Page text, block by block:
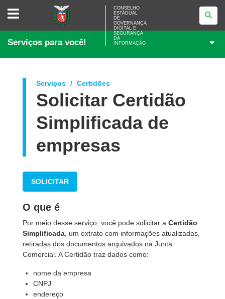
CONSELHO
ESTADUAL
GOVERNANÇA
E
DA
CONSELHO
ESTADUAL
DE
GOVERNANÇA
DIGITAL E
SEGURANÇA
DA
INFORMAÇÃO
Serviços para você!
Serviços Certidões
Solicitar Certidão
Simplificada de
empresas
SOLICITAR
O que é
Por meio desse serviço, você pode solicitar a Certidão
Simplificada , um extrato com informações atualizadas,
retiradas dos documentos arquivados na Junta
Comercial. A Certidão traz dados como:
nome da empresa
CNPJ
endereço